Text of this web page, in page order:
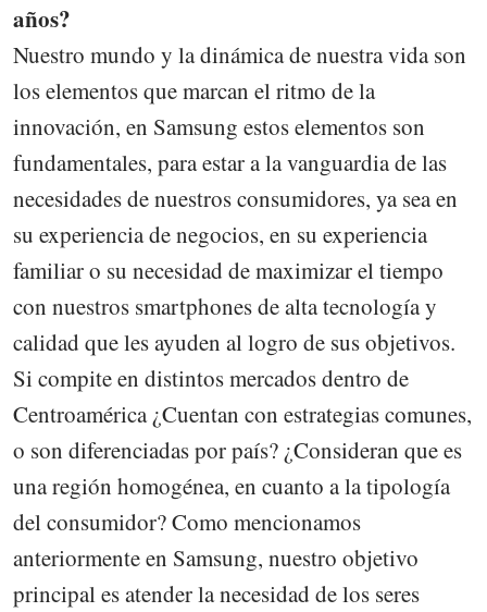
años?
Nuestro mundo y la dinámica de nuestra vida son
los elementos que marcan el ritmo de la
innovación, en Samsung estos elementos son
fundamentales, para estar a la vanguardia de las
necesidades de nuestros consumidores, ya sea en
su experiencia de negocios, en su experiencia
familiar o su necesidad de maximizar el tiempo
con nuestros smartphones de alta tecnología y
calidad que les ayuden al logro de sus objetivos.
Si compite en distintos mercados dentro de
Centroamérica ¿Cuentan con estrategias comunes,
o son diferenciadas por país? ¿Consideran que es
una región homogénea, en cuanto a la tipología
del consumidor? Como mencionamos
anteriormente en Samsung, nuestro objetivo
principal es atender la necesidad de los seres